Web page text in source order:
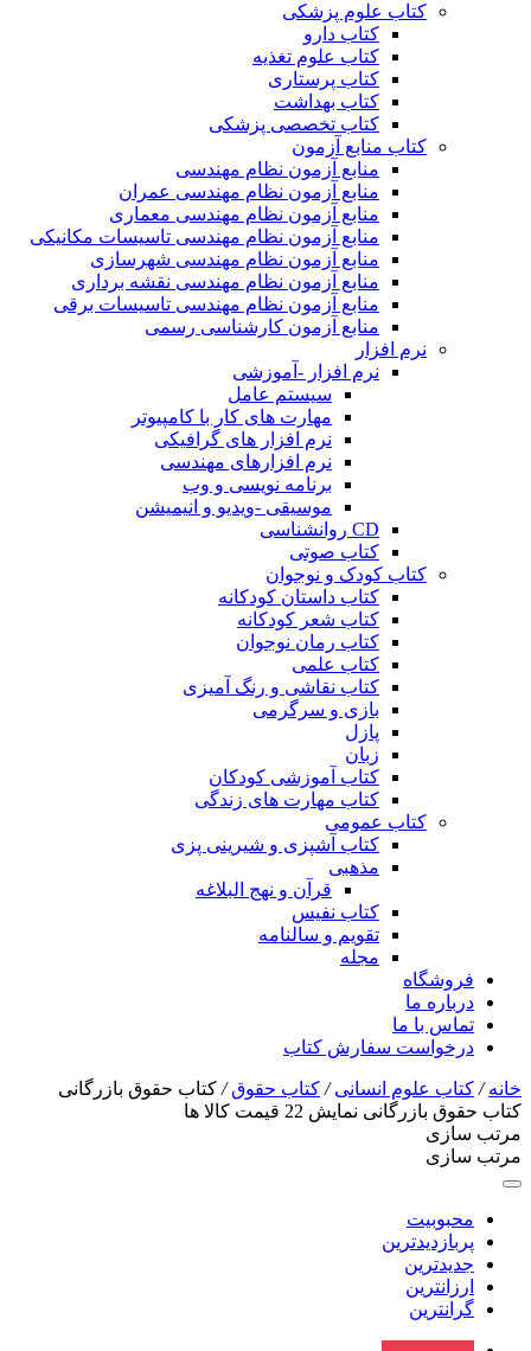
کتاب علوم پزشکی
کتاب دارو
کتاب علوم تغذیه
کتاب پرستاری
کتاب بهداشت
کتاب تخصصی پزشکی
کتاب منابع آزمون
منابع آزمون نظام مهندسی
منابع آزمون نظام مهندسی عمران
منابع آزمون نظام مهندسی معماری
منابع آزمون نظام مهندسی تاسیسات مکانیکی
منابع آزمون نظام مهندسی شهرسازی
منابع آزمون نظام مهندسی نقشه برداری
منابع آزمون نظام مهندسی تاسیسات برقی
منابع آزمون کارشناسی رسمی
نرم افزار
نرم افزار -آموزشی
سیستم عامل
مهارت های کار با کامپیوتر
نرم افزار های گرافیکی
نرم افزارهای مهندسی
برنامه نویسی و وب
موسیقی -ویدیو و انیمیشن
CD روانشناسی
کتاب صوتی
کتاب کودک و نوجوان
کتاب داستان کودکانه
کتاب شعر کودکانه
کتاب رمان نوجوان
کتاب علمی
کتاب نقاشی و رنگ آمیزی
بازی و سرگرمی
پازل
زبان
کتاب آموزشی کودکان
کتاب مهارت های زندگی
کتاب عمومی
کتاب آشپزی و شیرینی پزی
مذهبی
قرآن و نهج البلاغه
کتاب نفیس
تقویم و سالنامه
مجله
فروشگاه
درباره ما
تماس با ما
درخواست سفارش کتاب
خانه/ کتاب علوم انسانی/ کتاب حقوق/ کتاب حقوق بازرگانی
کتاب حقوق بازرگانی نمایش 22 قیمت کالا ها
مرتب سازی
مرتب سازی
محبوبیت
پربازدیدترین
جدیدترین
ارزانترین
گرانترین